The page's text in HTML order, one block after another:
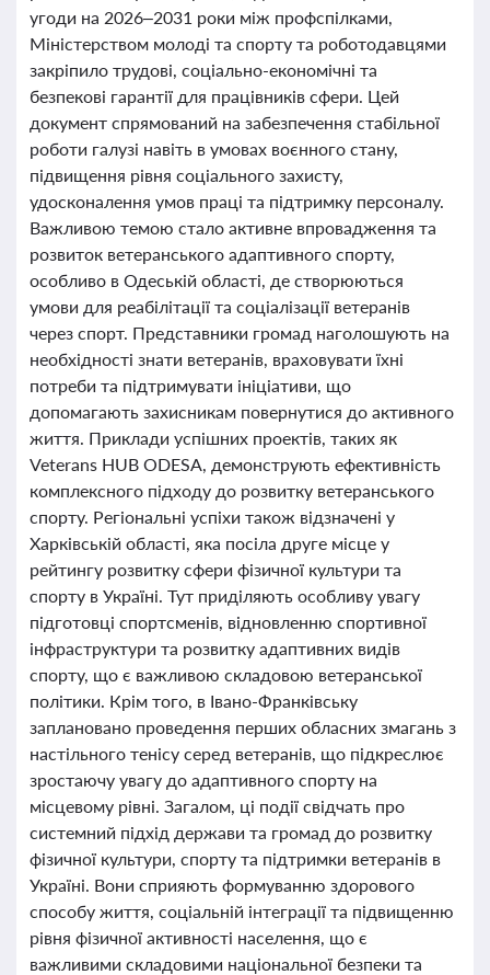
угоди на 2026–2031 роки між профспілками,
Міністерством молоді та спорту та роботодавцями
закріпило трудові, соціально-економічні та
безпекові гарантії для працівників сфери. Цей
документ спрямований на забезпечення стабільної
роботи галузі навіть в умовах воєнного стану,
підвищення рівня соціального захисту,
удосконалення умов праці та підтримку персоналу.
Важливою темою стало активне впровадження та
розвиток ветеранського адаптивного спорту,
особливо в Одеській області, де створюються
умови для реабілітації та соціалізації ветеранів
через спорт. Представники громад наголошують на
необхідності знати ветеранів, враховувати їхні
потреби та підтримувати ініціативи, що
допомагають захисникам повернутися до активного
життя. Приклади успішних проектів, таких як
Veterans HUB ODESA, демонструють ефективність
комплексного підходу до розвитку ветеранського
спорту. Регіональні успіхи також відзначені у
Харківській області, яка посіла друге місце у
рейтингу розвитку сфери фізичної культури та
спорту в Україні. Тут приділяють особливу увагу
підготовці спортсменів, відновленню спортивної
інфраструктури та розвитку адаптивних видів
спорту, що є важливою складовою ветеранської
політики. Крім того, в Івано-Франківську
заплановано проведення перших обласних змагань з
настільного тенісу серед ветеранів, що підкреслює
зростаючу увагу до адаптивного спорту на
місцевому рівні. Загалом, ці події свідчать про
системний підхід держави та громад до розвитку
фізичної культури, спорту та підтримки ветеранів в
Україні. Вони сприяють формуванню здорового
способу життя, соціальній інтеграції та підвищенню
рівня фізичної активності населення, що є
важливими складовими національної безпеки та